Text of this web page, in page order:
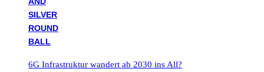
6G Infrastruktur wandert ab 2030 ins All?